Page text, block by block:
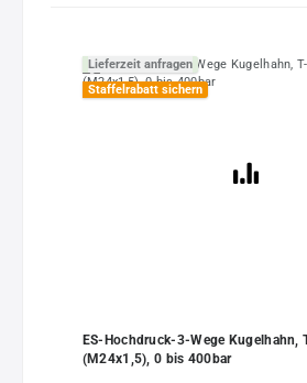
Lieferzeit anfragen
Staffelrabatt sichern
ES-Hochdruck-3-Wege Kugelhahn,
(M24x1,5), 0 bis 400bar